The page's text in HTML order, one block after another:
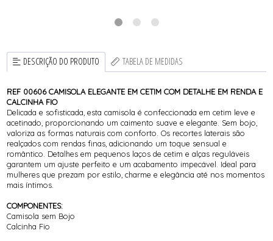
DESCRIÇÃO DO PRODUTO TABELA DE MEDIDAS
REF 00606 CAMISOLA ELEGANTE EM CETIM COM DETALHE EM RENDA E
CALCINHA FIO
Delicada e sofisticada, esta camisola é confeccionada em cetim leve e
acetinado, proporcionando um caimento suave e elegante. Sem bojo,
valoriza as formas naturais com conforto. Os recortes laterais são
realçados com rendas finas, adicionando um toque sensual e
romântico. Detalhes em pequenos laços de cetim e alças reguláveis
garantem um ajuste perfeito e um acabamento impecável. Ideal para
mulheres que prezam por estilo, charme e elegância até nos momentos
mais íntimos.
COMPONENTES:
Camisola sem Bojo
Calcinha Fio